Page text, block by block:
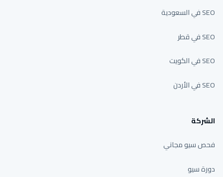
SEO في السعودية
SEO في قطر
SEO في الكويت
SEO في الأردن
الشركة
فحص سيو مجاني
دورة سيو